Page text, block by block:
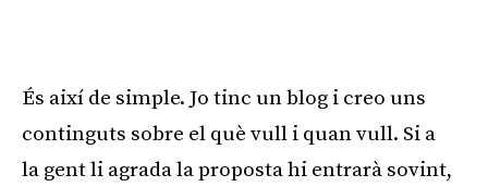
És així de simple. Jo tinc un blog i creo uns
continguts sobre el què vull i quan vull. Si a
la gent li agrada la proposta hi entrarà sovint,